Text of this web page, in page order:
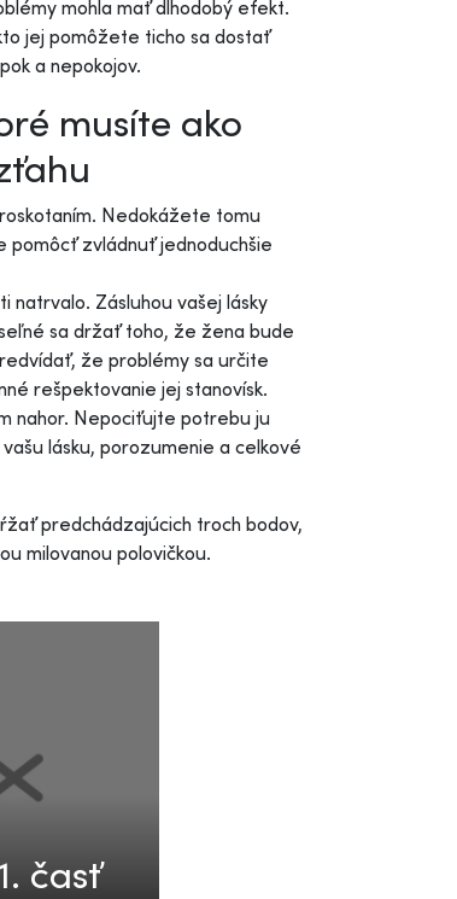
mohla mať dlhodobý efekt.
jej pomôžete ticho sa dostať
a nepokojov.
musíte ako
Nedokážete tomu
pomôcť zvládnuť jednoduchšie
natrvalo. Zásluhou vašej lásky
sa držať toho, že žena bude
že problémy sa určite
rešpektovanie jej stanovísk.
nahor. Nepociťujte potrebu ju
lásku, porozumenie a celkové
predchádzajúcich troch bodov,
milovanou polovičkou.
časť